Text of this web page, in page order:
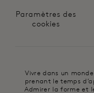
Paramètres des
cookies
Vivre dans un
prenant le temps
Admirer la forme et